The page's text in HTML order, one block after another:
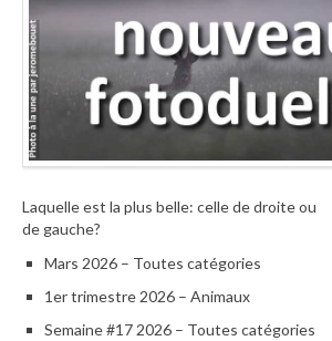
Laquelle est la plus belle: celle de droite ou
de gauche?
Mars 2026 – Toutes catégories
1er trimestre 2026 – Animaux
Semaine #17 2026 – Toutes catégories